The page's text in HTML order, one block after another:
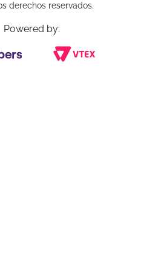
derechos reservados.
Powered by: